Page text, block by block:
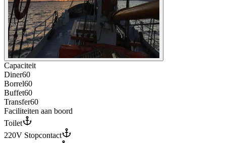
Capaciteit
Diner60
Borrel60
Buffet60
Transfer60
Faciliteiten aan boord
Toilet
220V Stopcontact